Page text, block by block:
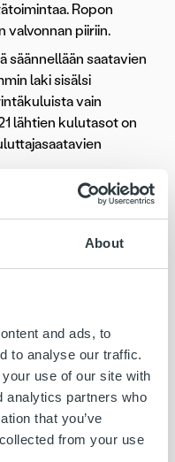
About
and ads, to
to analyse our traffic.
use of our site with
analytics partners who
that you’ve
from your use
Ropon
valvonnan piiriin.
säännellään saatavien
laki sisälsi
vain
lähtien kulutasot on
tarjoaja
mukaisesta
tehokkaasta palvelusta.
minimoi tilityksiin
muistutustoimet